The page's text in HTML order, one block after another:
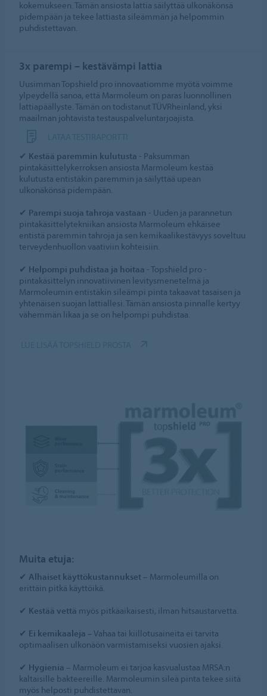
kokemukseen. Tämän ansiosta lattia säilyttää ulkonäkönsä
pidempään ja tekee lattiasta sileämmän ja helpommin
puhdistettavan.
3x parempi – kestävämpi lattia
Uusimman Topshield pro innovaatiomme myötä voimme
ylpeydellä sanoa, että Marmoleum on paras luonnollinen
lattiapäällyste. Tämän on todistanut TÜVRheinland, yksi
maailman johtavista testauspalveluntarjoajista.
✔ Kestää paremmin kulutusta - Paksumman
pintakäsittelykerroksen ansiosta Marmoleum kestää
kulutusta entistäkin paremmin ja säilyttää upean
ulkonäkönsä pidempään.
✔ Parempi suoja tahroja vastaan - Uuden ja parannetun
pintakäsittelytekniikan ansiosta Marmoleum ehkäisee
entistä paremmin tahroja ja sen kemikaalikestävyys soveltuu
terveydenhuollon vaativiin kohteisiin.
✔ Helpompi puhdistaa ja hoitaa - Topshield pro -
pintakäsittelyn innovatiivinen levitysmenetelmä ja
Marmoleumin entistäkin sileämpi pinta takaavat tasaisen ja
yhtenäisen suojan lattiallesi. Tämän ansiosta pinnalle kertyy
vähemmän likaa ja se on helpompi puhdistaa.
Muita etuja:
✔ Alhaiset käyttökustannukset – Marmoleumilla on
erittäin pitkä käyttöikä.
✔ Kestää vettä myös pitkäaikaisesti, ilman hitsaustarvetta.
✔ Ei kemikaaleja – Vahaa tai kiillotusaineita ei tarvita
optimaalisen ulkonäön varmistamiseksi vuosien ajaksi.
✔ Hygienia – Marmoleum ei tarjoa kasvualustaa MRSA:n
kaltaisille bakteereille. Marmoleumin sileä pinta tekee siitä
myös helposti puhdistettavan.